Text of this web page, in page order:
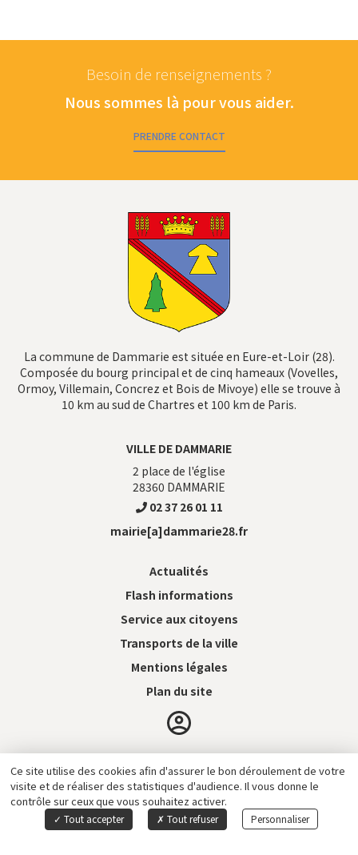
Besoin de renseignements ?
Nous sommes là pour vous aider.
PRENDRE CONTACT
La commune de Dammarie est située en Eure-et-Loir (28).
Composée du bourg principal et de cinq hameaux (Vovelles,
Ormoy, Villemain, Concrez et Bois de Mivoye) elle se trouve à
10 km au sud de Chartres et 100 km de Paris.
VILLE DE DAMMARIE
2 place de l'église
28360 DAMMARIE
02 37 26 01 11
mairie[a]dammarie28.fr
Actualités
Flash informations
Service aux citoyens
Transports de la ville
Mentions légales
Plan du site
Gestion des cookies
Création de site internet Captusite
Ce site utilise des cookies afin d'assurer le bon déroulement de votre
visite et de réaliser des statistiques d'audience. Il vous donne le
contrôle sur ceux que vous souhaitez activer.
Tout accepter Tout refuser Personnaliser